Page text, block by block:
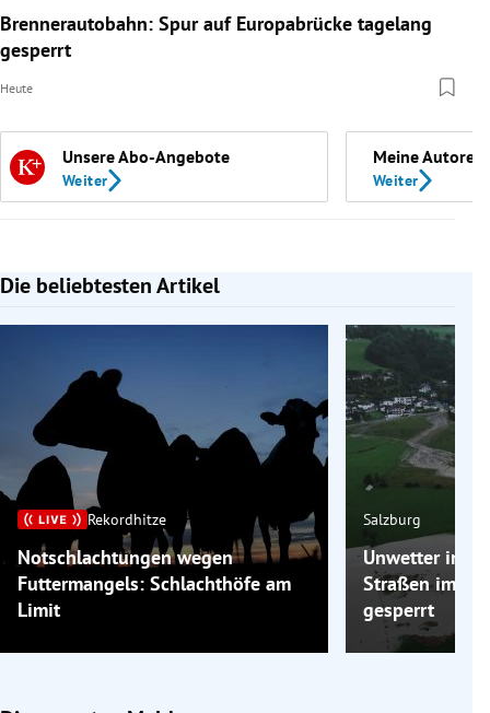
Brennerautobahn: Spur auf Europabrücke tagelang
gesperrt
Heute
Unsere Abo-Angebote
Weiter
Meine Autoren
Weiter
Die beliebtesten Artikel
Slide 1 von 7
Rekordhitze
Notschlachtungen wegen
Futtermangels: Schlachthöfe am
Limit
Salzburg
Unwetter in
Straßen im
gesperrt